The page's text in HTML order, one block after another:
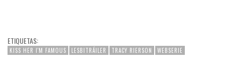
ETIQUETAS:
KISS HER I'M FAMOUS LESBITRÁILER TRACY RIERSON WEBSERIE